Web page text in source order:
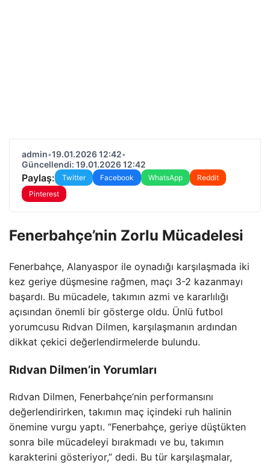
admin•19.01.2026 12:42•
Güncellendi: 19.01.2026 12:42
Paylaş: Twitter Facebook WhatsApp
Reddit
Pinterest
Fenerbahçe’nin Zorlu Mücadelesi
Fenerbahçe, Alanyaspor ile oynadığı karşılaşmada iki
kez geriye düşmesine rağmen, maçı 3-2 kazanmayı
başardı. Bu mücadele, takımın azmi ve kararlılığı
açısından önemli bir gösterge oldu. Ünlü futbol
yorumcusu Rıdvan Dilmen, karşılaşmanın ardından
dikkat çekici değerlendirmelerde bulundu.
Rıdvan Dilmen’in Yorumları
Rıdvan Dilmen, Fenerbahçe’nin performansını
değerlendirirken, takımın maç içindeki ruh halinin
önemine vurgu yaptı. “Fenerbahçe, geriye düştükten
sonra bile mücadeleyi bırakmadı ve bu, takımın
karakterini gösteriyor,” dedi. Bu tür karşılaşmalar,